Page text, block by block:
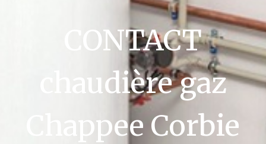
CONTACT
chaudière gaz
Chappee Corbie